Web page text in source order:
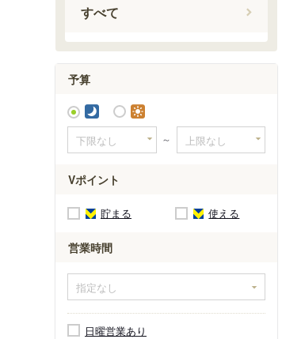
すべて
予算
～
Vポイント
貯まる 使える
営業時間
日曜営業あり